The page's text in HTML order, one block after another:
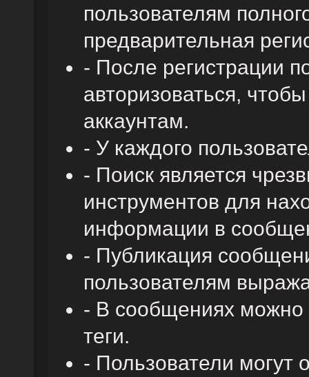
пользователям
предварительная
- После регистрации
авторизоваться,
аккаунтам.
- У каждого
- Поиск является
инструментов для
информации в
- Публикация
пользователям
- В сообщениях можно
теги.
- Пользователи могут